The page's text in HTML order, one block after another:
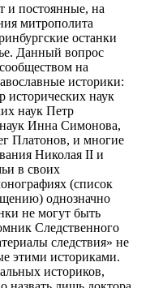
и постоянные, на
митрополита
останки
Данный вопрос
на
историки:
исторических наук
наук Петр
Инна Симонова,
Платонов, и многие
Николая II и
в своих
(список
однозначно
не могут быть
Следственного
следствия» не
этими историками.
историков,